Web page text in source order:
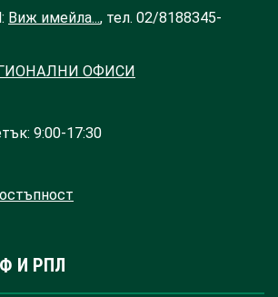
Виж имейла..., тел. 02/8188345-
ОФИСИ
9:00-17:30
И РПЛ